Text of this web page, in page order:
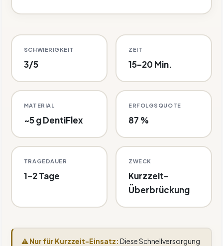
SCHWIERIGKEIT
3/5
ZEIT
15–20 Min.
MATERIAL
~5 g DentiFlex
ERFOLGSQUOTE
87 %
TRAGEDAUER
1–2 Tage
ZWECK
Kurzzeit-
Überbrückung
⚠ Nur für Kurzzeit-Einsatz: Diese Schnellversorgung